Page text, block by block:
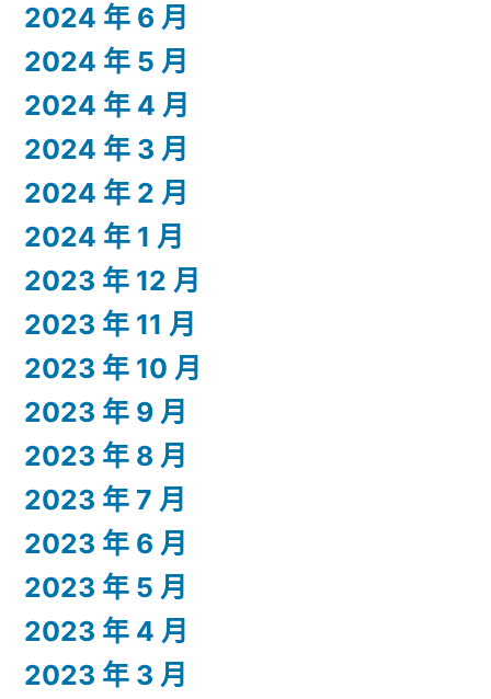
2024 年 6 月
2024 年 5 月
2024 年 4 月
2024 年 3 月
2024 年 2 月
2024 年 1 月
2023 年 12 月
2023 年 11 月
2023 年 10 月
2023 年 9 月
2023 年 8 月
2023 年 7 月
2023 年 6 月
2023 年 5 月
2023 年 4 月
2023 年 3 月